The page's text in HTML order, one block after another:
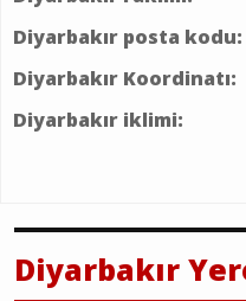
Diyarbakır posta kodu:
Diyarbakır Koordinatı:
Diyarbakır iklimi:
Diyarbakır